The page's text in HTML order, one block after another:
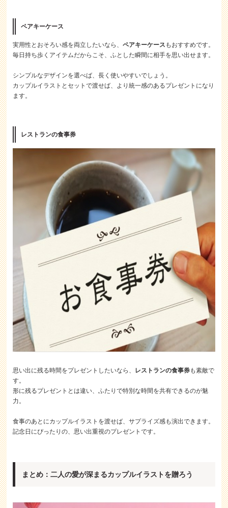
ペアキーケース
実用性とおそろい感を両立したいなら、ペアキーケース もおすすめです。
毎日持ち歩くアイテムだからこそ、ふとした瞬間に相手を思い出せます。
シンプルなデザインを選べば、長く使いやすいでしょう。
カップルイラストとセットで渡せば、より統一感のあるプレゼントになり
ます。
レストランの食事券
思い出に残る時間をプレゼントしたいなら、 レストランの食事券も素敵で
す。
形に残るプレゼントとは違い、ふたりで特別な時間を共有できるのが魅
力。
食事のあとにカップルイラストを渡せば、サプライズ感も演出できます。
記念日にぴったりの、思い出重視のプレゼントです。
まとめ：二人の愛が深まるカップルイラストを贈ろう